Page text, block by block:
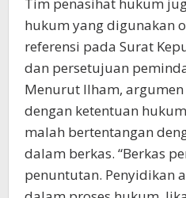
hukum yang digunakan
referensi pada Surat
dan persetujuan
Menurut Ilham,
dengan ketentuan
malah bertentangan
dalam berkas. “Berkas
penuntutan. Penyidikan